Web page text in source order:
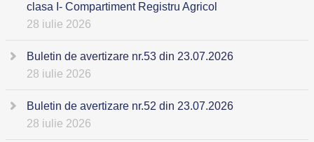
clasa I- Compartiment Registru Agricol
28 iulie 2026
Buletin de avertizare nr.53 din 23.07.2026
28 iulie 2026
Buletin de avertizare nr.52 din 23.07.2026
28 iulie 2026